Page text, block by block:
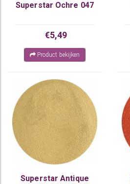
Superstar Ochre 047
€5,49
Product bekijken
Superstar Antique